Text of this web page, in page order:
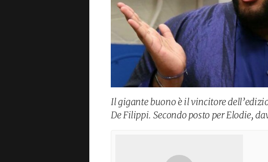
Il gigante buono è il vincitore
De Filippi. Secondo posto per Elodie,